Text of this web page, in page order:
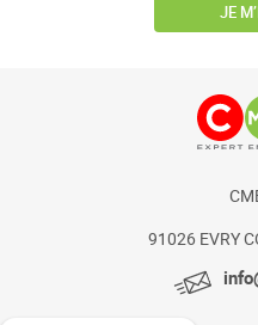
JE
91026 EVRY